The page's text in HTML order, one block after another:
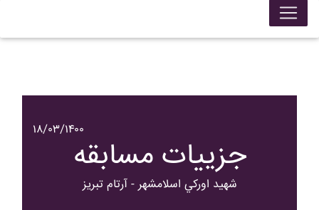
۱۸/۰۳/۱۴۰۰
جزییات مسابقه
شهيد اورکي اسلامشهر - آرتام تبريز